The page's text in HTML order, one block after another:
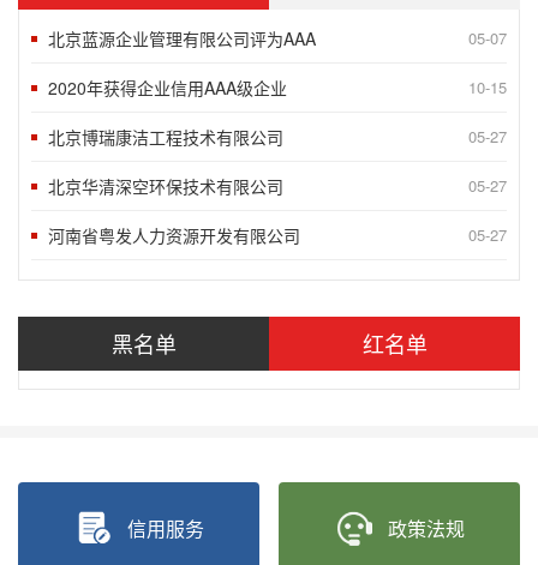
北京蓝源企业管理有限公司评为AAA 05-07
2020年获得企业信用AAA级企业 10-15
北京博瑞康洁工程技术有限公司 05-27
北京华清深空环保技术有限公司 05-27
河南省粤发人力资源开发有限公司 05-27
北京鼎越工程技术有限责任公司被授予 05-27
“2018北京榜样”发布九月第一周5 09-10
“2018北京榜样”发布八月第三周5
黑名单 红名单
信用服务 政策法规